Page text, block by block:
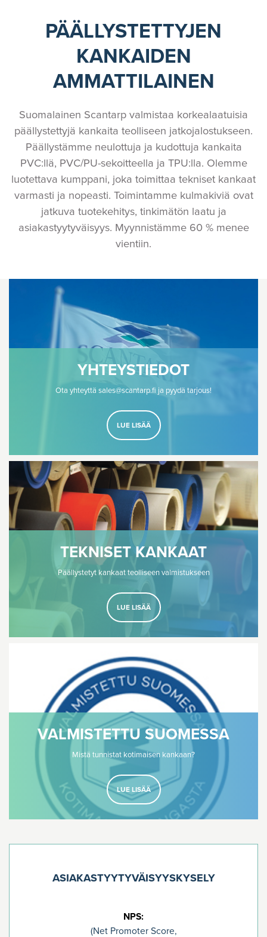
PÄÄLLYSTETTYJEN
KANKAIDEN
AMMATTILAINEN
Suomalainen Scantarp valmistaa korkealaatuisia
päällystettyjä kankaita teolliseen jatkojalostukseen.
Päällystämme neulottuja ja kudottuja kankaita
PVC:llä, PVC/PU-sekoitteella ja TPU:lla. Olemme
luotettava kumppani, joka toimittaa tekniset kankaat
varmasti ja nopeasti. Toimintamme kulmakiviä ovat
jatkuva tuotekehitys, tinkimätön laatu ja
asiakastyytyväisyys. Myynnistämme 60 % menee
vientiin.
YHTEYSTIEDOT
Ota yhteyttä sales@scantarp.fi ja pyydä tarjous!
LUE LISÄÄ
TEKNISET KANKAAT
Päällystetyt kankaat teolliseen valmistukseen
LUE LISÄÄ
VALMISTETTU SUOMESSA
Mistä tunnistat kotimaisen kankaan?
LUE LISÄÄ
ASIAKASTYYTYVÄISYYSKYSELY
NPS:
(Net Promoter Score,